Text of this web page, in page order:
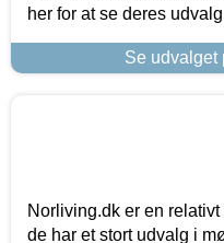
her for at se deres
Se udvalget
Norliving.dk er en
de har et stort udvalg i